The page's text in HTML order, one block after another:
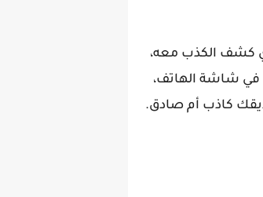
كشف الكذب معه،
في شاشة الهاتف،
كاذب أم صادق.